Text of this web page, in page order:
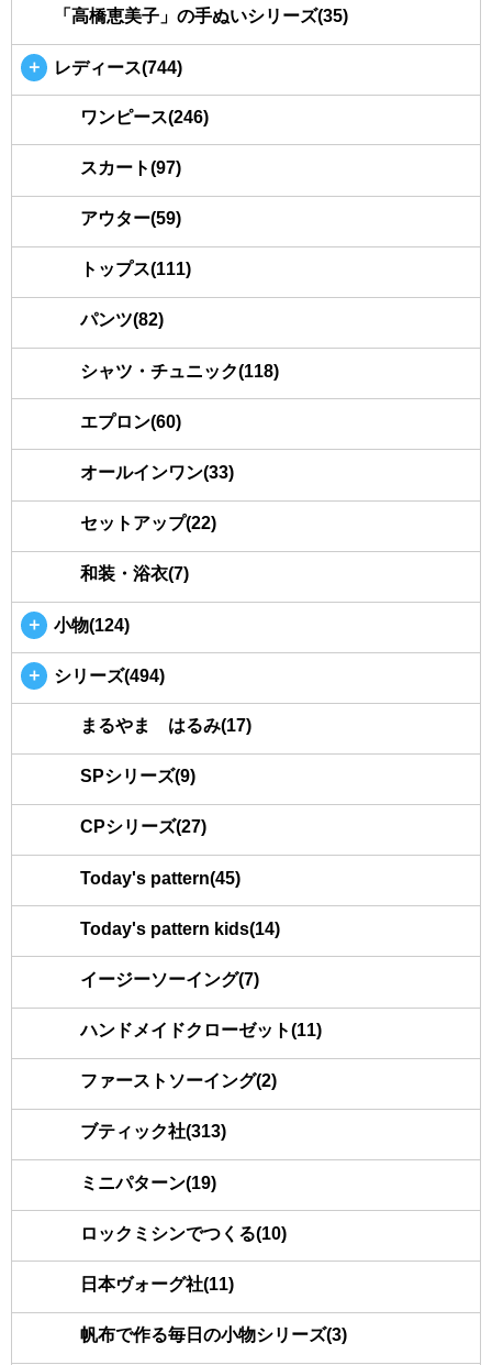
「高橋恵美子」の手ぬいシリーズ(35)
＋ レディース(744)
ワンピース(246)
スカート(97)
アウター(59)
トップス(111)
パンツ(82)
シャツ・チュニック(118)
エプロン(60)
オールインワン(33)
セットアップ(22)
和装・浴衣(7)
＋ 小物(124)
＋ シリーズ(494)
まるやま はるみ(17)
SPシリーズ(9)
CPシリーズ(27)
Today's pattern(45)
Today's pattern kids(14)
イージーソーイング(7)
ハンドメイドクローゼット(11)
ファーストソーイング(2)
ブティック社(313)
ミニパターン(19)
ロックミシンでつくる(10)
日本ヴォーグ社(11)
帆布で作る毎日の小物シリーズ(3)